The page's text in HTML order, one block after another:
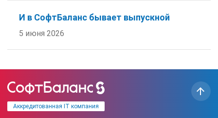
И в СофтБаланс бывает выпускной
5 июня 2026
Аккредитованная IT компания